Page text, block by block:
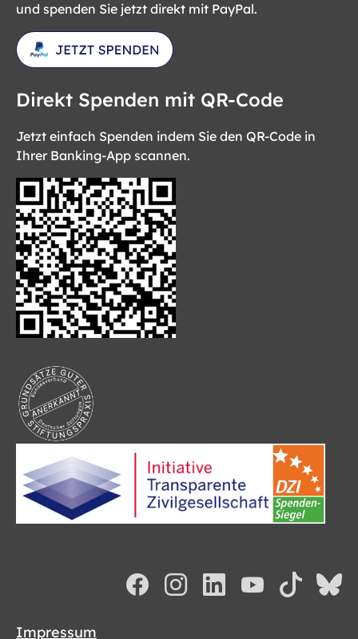
und spenden Sie jetzt direkt mit PayPal.
Direkt Spenden mit QR-Code
Jetzt einfach Spenden indem Sie den QR-Code in
Ihrer Banking-App scannen.
Impressum